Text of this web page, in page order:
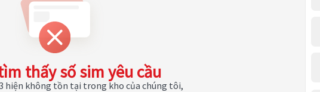
thấy số sim yêu cầu
hiện không tồn tại trong kho của chúng tôi,